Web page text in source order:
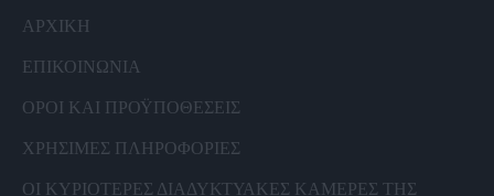
ΑΡΧΙΚΗ
ΕΠΙΚΟΙΝΩΝΙΑ
ΟΡΟΙ ΚΑΙ ΠΡΟΫΠΟΘΕΣΕΙΣ
ΧΡΗΣΙΜΕΣ ΠΛΗΡΟΦΟΡΙΕΣ
ΟΙ ΚΥΡΙΟΤΕΡΕΣ ΔΙΑΔΥΚΤΥΑΚΕΣ ΚΑΜΕΡΕΣ ΤΗΣ